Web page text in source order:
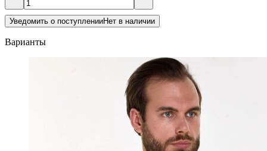
Уведомить о поступленииНет в наличии
Варианты